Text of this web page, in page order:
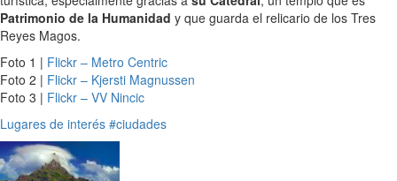
Patrimonio de la Humanidad y que guarda el relicario de los Tres
Reyes Magos.
Foto 1 | Flickr – Metro Centric
Foto 2 | Flickr – Kjersti Magnussen
Foto 3 | Flickr – VV Nincic
Lugares de interés #ciudades